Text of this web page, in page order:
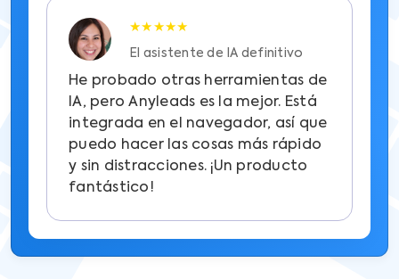
★★★★★
El asistente de IA definitivo
He probado otras herramientas de
IA, pero Anyleads es la mejor. Está
integrada en el navegador, así que
puedo hacer las cosas más rápido
y sin distracciones. ¡Un producto
fantástico!